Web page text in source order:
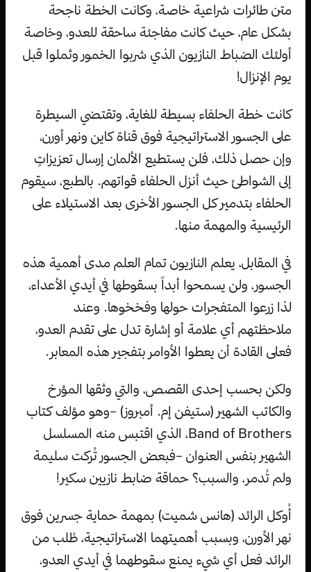
متن طائرات شراعية خاصة، وكانت الخطة ناجحة
بشكل عام، حيث كانت مفاجئة ساحقة للعدو، وخاصة
أولئك الضباط النازيون الذي شربوا الخمور وثملوا قبل
يوم الإنزال!
كانت خطة الحلفاء بسيطة للغاية، وتقتضي السيطرة
على الجسور الاستراتيجية فوق قناة كاين ونهر أورن،
وإن حصل ذلك، فلن يستطيع الألمان إرسال تعزيزاتٍ
إلى الشواطئ حيث أنزل الحلفاء قواتهم. بالطبع، سيقوم
الحلفاء بتدمير كل الجسور الأخرى بعد الاستيلاء على
الرئيسية والمهمة منها.
في المقابل، يعلم النازيون تمام العلم مدى أهمية هذه
الجسور، ولن يسمحوا أبداً بسقوطها في أيدي الأعداء،
لذا زرعوا المتفجرات حولها وفخخوها. وعند
ملاحظتهم أي علامة أو إشارة تدل على تقدم العدو،
فعلى القادة أن يعطوا الأوامر بتفجير هذه المعابر.
ولكن بحسب إحدى القصص، والتي وثقها المؤرخ
والكاتب الشهير (ستيفن إم. أمبروز) –وهو مؤلف كتاب
Band of Brothers، الذي اقتبس منه المسلسل
الشهير بنفس العنوان –فبعض الجسور تُركت سليمة
ولم تُدمر، والسبب؟ حماقة ضابط نازيين سكير!
أُوكل الرائد (هانس شميت) بمهمة حماية جسرين فوق
نهر الأورن، وبسبب أهميتهما الاستراتيجية، طُلب من
الرائد فعل أي شيء يمنع سقوطهما في أيدي العدو،